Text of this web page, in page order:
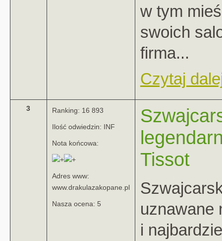
w tym
swoich
firma...
Czytaj
3 Ranking: 16 893
Ilość odwiedzin: INF
Nota końcowa:
Adres www:
www.drakulazakopane.pl
Nasza ocena: 5
Tissot
uznawane
i